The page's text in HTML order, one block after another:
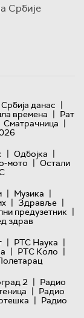
Србије
Србија данас |
времена | Рат
Сматрачница |
| Одбојка |
мото | Остали
| Музика |
| Здравље |
предузетник |
здрав
| РТС Наука |
| РТС Коло |
2 | Радио
| Радио
| Радио